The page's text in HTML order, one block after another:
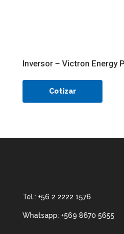
Inversor – Victron Energy
Cotizar
Tel.: +56 2 2222 1576
Whatsapp: +569 8670 5655